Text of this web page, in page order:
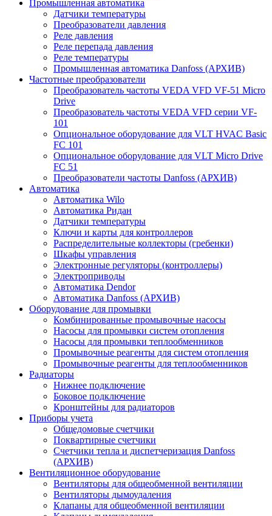
Промышленная автоматика
Датчики температуры
Преобразователи давления
Реле давления
Реле перепада давления
Реле температуры
Промышленная автоматика Danfoss (АРХИВ)
Частотные преобразователи
Преобразователь частоты VEDA VFD VF-51 Micro
Drive
Преобразователь частоты VEDA VFD серии VF-
101
Опциональное оборудование для VLT HVAC Basic
FC 101
Опциональное оборудование для VLT Micro Drive
FC 51
Преобразователи частоты Danfoss (АРХИВ)
Автоматика
Автоматика Wilo
Автоматика Ридан
Датчики температуры
Ключи и карты для контроллеров
Распределительные коллекторы (гребенки)
Шкафы управления
Электронные регуляторы (контроллеры)
Электроприводы
Автоматика Dendor
Автоматика Danfoss (АРХИВ)
Оборудование для промывки
Комбинированные промывочные насосы
Насосы для промывки систем отопления
Насосы для промывки теплообменников
Промывочные реагенты для систем отопления
Промывочные реагенты для теплообменников
Радиаторы
Нижнее подключение
Боковое подключение
Кронштейны для радиаторов
Приборы учета
Общедомовые счетчики
Поквартирные счетчики
Счетчики тепла и диспетчеризация Danfoss
(АРХИВ)
Вентиляционное оборудование
Вентиляторы для общеобменной вентиляции
Вентиляторы дымоудаления
Клапаны для общеобменной вентиляции